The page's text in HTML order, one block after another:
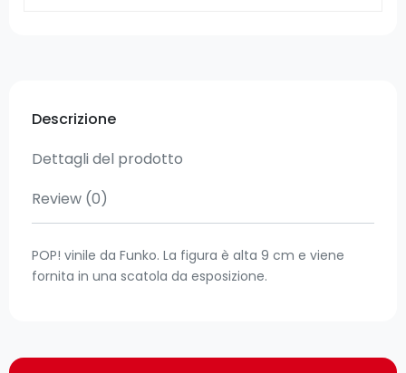
Descrizione
Dettagli del prodotto
Review (0)
POP! vinile da Funko. La figura è alta 9 cm e viene
fornita in una scatola da esposizione.